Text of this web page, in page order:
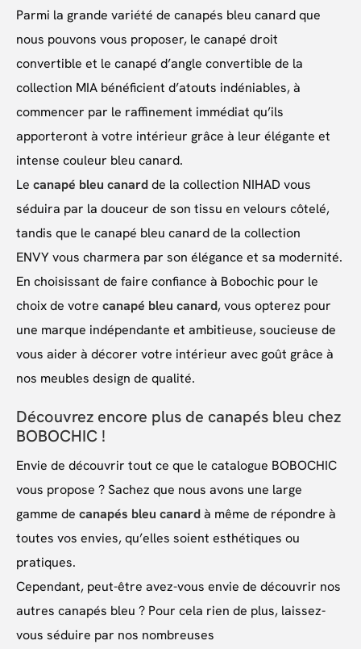
Parmi la grande variété de canapés bleu canard que
nous pouvons vous proposer, le canapé droit
convertible et le canapé d’angle convertible de la
collection MIA bénéficient d’atouts indéniables, à
commencer par le raffinement immédiat qu’ils
apporteront à votre intérieur grâce à leur élégante et
intense couleur bleu canard.
Le canapé bleu canardde la collection NIHAD vous
séduira par la douceur de son tissu en velours côtelé,
tandis que le canapé bleu canard de la collection
ENVY vous charmera par son élégance et sa modernité.
En choisissant de faire confiance à Bobochic pour le
choix de votre canapé bleu canard, vous opterez pour
une marque indépendante et ambitieuse, soucieuse de
vous aider à décorer votre intérieur avec goût grâce à
nos meubles design de qualité.
Découvrez encore plus de canapés bleu chez
BOBOCHIC !
Envie de découvrir tout ce que le catalogue BOBOCHIC
vous propose ? Sachez que nous avons une large
gamme de canapés bleu canardà même de répondre à
toutes vos envies, qu’elles soient esthétiques ou
pratiques.
Cependant, peut-être avez-vous envie de découvrir nos
autres canapés bleu ? Pour cela rien de plus, laissez-
vous séduire par nos nombreuses